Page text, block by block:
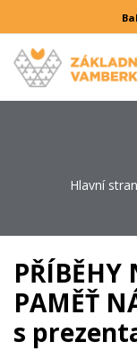
Hlavní
PŘÍBĚHY
PAMĚŤ
s